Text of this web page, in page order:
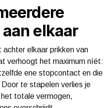
elkaar
elkaar prikken van
verhoogt het maximum níét:
ene stopcontact en die
te stapelen verlies je
totale vermogen,